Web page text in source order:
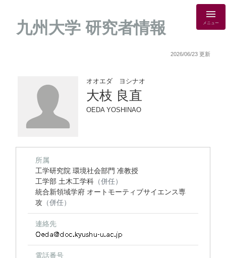
九州大学 研究者情報 メニュー
2026/06/23 更新
オオエダ ヨシナオ
大枝 良直
OEDA YOSHINAO
所属
工学研究院 環境社会部門 准教授
工学部 土木工学科 （併任）
統合新領域学府 オートモーティブサイエンス専
攻 （併任）
連絡先
電話番号